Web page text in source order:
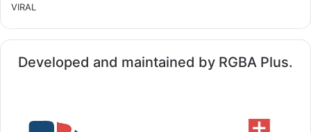
VIRAL
Developed and maintained by RGBA Plus.